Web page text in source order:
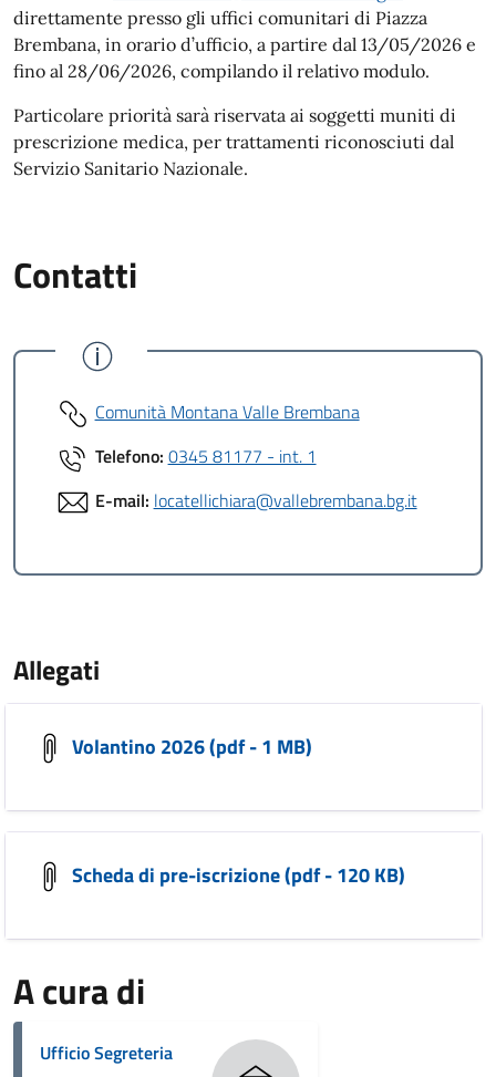
direttamente presso gli uffici comunitari di Piazza
Brembana, in orario d’ufficio, a partire dal 13/05/2026 e
fino al 28/06/2026, compilando il relativo modulo.
Particolare priorità sarà riservata ai soggetti muniti di
prescrizione medica, per trattamenti riconosciuti dal
Servizio Sanitario Nazionale.
Contatti
Comunità Montana Valle Brembana
Telefono: 0345 81177 - int. 1
E-mail: locatellichiara@vallebrembana.bg.it
Allegati
Volantino 2026 (pdf - 1 MB)
Scheda di pre-iscrizione (pdf - 120 KB)
A cura di
Ufficio Segreteria